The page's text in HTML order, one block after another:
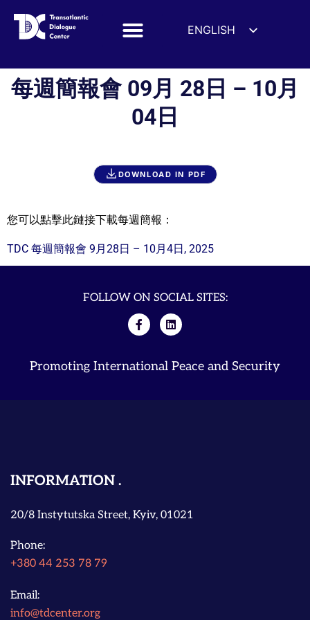
ENGLISH
DEUTSCH
FRANÇAIS
हिन्दी
每週簡報會 09月 28日 – 10月
04日
DOWNLOAD IN PDF
您可以點擊此鏈接下載每週簡報：
TDC 每週簡報會 9月28日 – 10月4日, 2025
FOLLOW ON SOCIAL SITES:
Promoting International Peace and Security
INFORMATION
20/8 Instytutska Street, Kyiv, 01021
Phone:
+380 44 253 78 79
Email:
info@tdcenter.org